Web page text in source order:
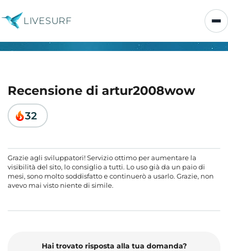
LIVESURF
Recensione di artur2008wow
32
Grazie agli sviluppatori! Servizio ottimo per aumentare la
visibilità del sito, lo consiglio a tutti. Lo uso già da un paio di
mesi, sono molto soddisfatto e continuerò a usarlo. Grazie, non
avevo mai visto niente di simile.
Hai trovato risposta alla tua domanda?